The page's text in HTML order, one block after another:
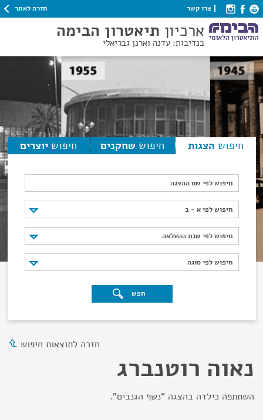
צרו קשר חזרה לאתר
ארכיון תיאטרון הבימה
בנדיבות: עדנה וארנן גבריאלי
חיפוש הצגות חיפוש שחקנים חיפוש יוצרים
חיפוש לפי שם ההצגה
חיפוש לפי א - ב
חיפוש לפי א - ב
חיפוש לפי שנת ההעלאה
חיפוש לפי שנת ההעלאה
חיפוש לפי סוגה
חיפוש לפי סוגה
חפש
חזרה לתוצאות חיפוש
נאוה רוטנברג
השתתפה כילדה בהצגה "נשף הגנבים".